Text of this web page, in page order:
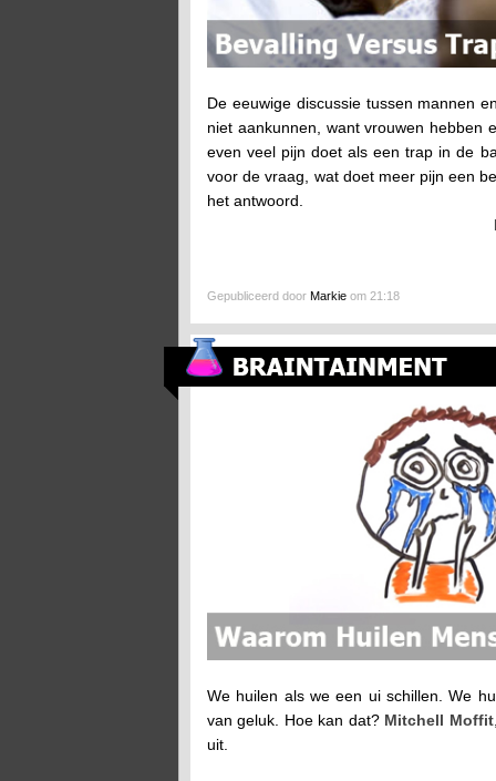
De eeuwige discussie tussen mannen
niet aankunnen, want vrouwen hebben
even veel pijn doet als een trap in de
voor de vraag, wat doet meer pijn een
het antwoord.
Gepubliceerd door Markie om 21:18
We huilen als we een ui schillen. We
van geluk. Hoe kan dat? Mitchell Moffit
uit.